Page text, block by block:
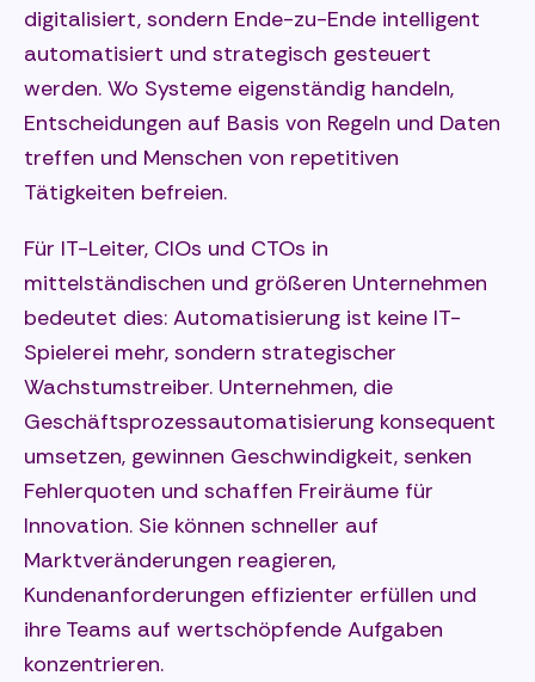
digitalisiert, sondern Ende-zu-Ende intelligent
automatisiert und strategisch gesteuert
werden. Wo Systeme eigenständig handeln,
Entscheidungen auf Basis von Regeln und Daten
treffen und Menschen von repetitiven
Tätigkeiten befreien.
Für IT-Leiter, CIOs und CTOs in
mittelständischen und größeren Unternehmen
bedeutet dies: Automatisierung ist keine IT-
Spielerei mehr, sondern strategischer
Wachstumstreiber. Unternehmen, die
Geschäftsprozessautomatisierung konsequent
umsetzen, gewinnen Geschwindigkeit, senken
Fehlerquoten und schaffen Freiräume für
Innovation. Sie können schneller auf
Marktveränderungen reagieren,
Kundenanforderungen effizienter erfüllen und
ihre Teams auf wertschöpfende Aufgaben
konzentrieren.